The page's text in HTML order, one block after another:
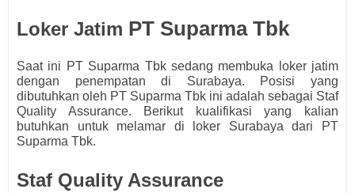
Loker Jatim PT Suparma Tbk
Saat ini PT Suparma Tbk sedang membuka loker jatim
dengan penempatan di Surabaya. Posisi yang
dibutuhkan oleh PT Suparma Tbk ini adalah sebagai Staf
Quality Assurance.
Berikut kualifikasi yang kalian
butuhkan untuk melamar di loker Surabaya dari
PT
Suparma Tbk.
Staf Quality Assurance